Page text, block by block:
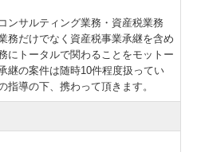
ンサルティング業務・資産税業務
務だけでなく資産税事業承継を含め
にトータルで関わることをモットー
継の案件は随時10件程度扱ってい
指導の下、携わって頂きます。